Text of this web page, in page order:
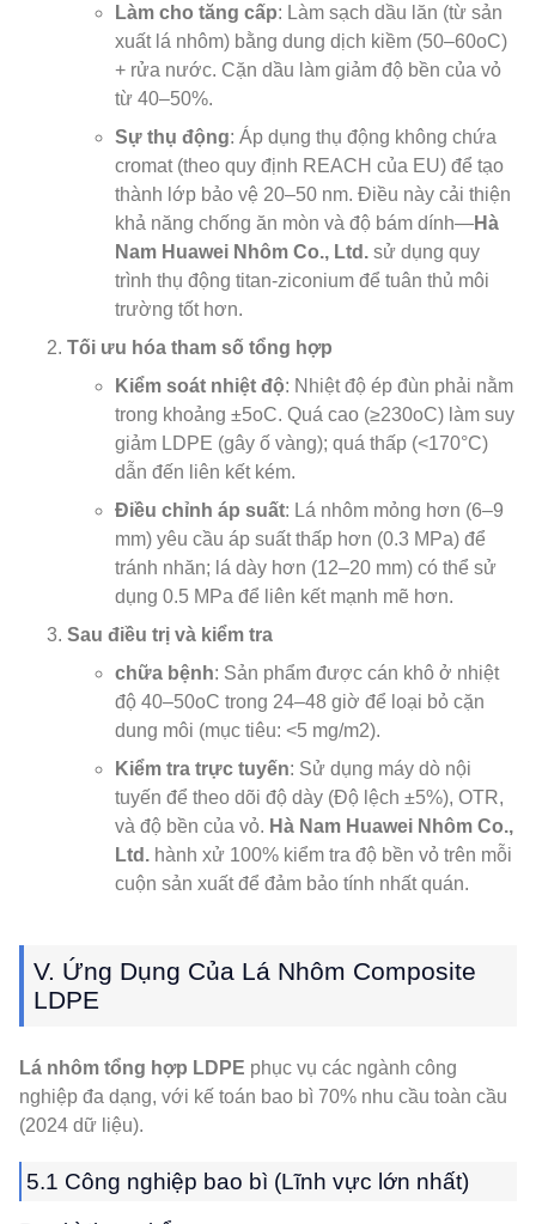
Làm cho tăng cấp: Làm sạch dầu lăn (từ sản
xuất lá nhôm) bằng dung dịch kiềm (50–60oC)
+ rửa nước. Cặn dầu làm giảm độ bền của vỏ
từ 40–50%.
Sự thụ động: Áp dụng thụ động không chứa
cromat (theo quy định REACH của EU) để tạo
thành lớp bảo vệ 20–50 nm. Điều này cải thiện
khả năng chống ăn mòn và độ bám dính—Hà
Nam Huawei Nhôm Co., Ltd. sử dụng quy
trình thụ động titan-ziconium để tuân thủ môi
trường tốt hơn.
Tối ưu hóa tham số tổng hợp
Kiểm soát nhiệt độ: Nhiệt độ ép đùn phải nằm
trong khoảng ±5oC. Quá cao (≥230oC) làm suy
giảm LDPE (gây ố vàng); quá thấp (<170°C)
dẫn đến liên kết kém.
Điều chỉnh áp suất: Lá nhôm mỏng hơn (6–9
mm) yêu cầu áp suất thấp hơn (0.3 MPa) để
tránh nhăn; lá dày hơn (12–20 mm) có thể sử
dụng 0.5 MPa để liên kết mạnh mẽ hơn.
Sau điều trị và kiểm tra
chữa bệnh: Sản phẩm được cán khô ở nhiệt
độ 40–50oC trong 24–48 giờ để loại bỏ cặn
dung môi (mục tiêu: <5 mg/m2).
Kiểm tra trực tuyến: Sử dụng máy dò nội
tuyến để theo dõi độ dày (Độ lệch ±5%), OTR,
và độ bền của vỏ. Hà Nam Huawei Nhôm Co.,
Ltd. hành xử 100% kiểm tra độ bền vỏ trên mỗi
cuộn sản xuất để đảm bảo tính nhất quán.
V. Ứng Dụng Của Lá Nhôm Composite
LDPE
Lá nhôm tổng hợp LDPE phục vụ các ngành công
nghiệp đa dạng, với kế toán bao bì 70% nhu cầu toàn cầu
(2024 dữ liệu).
5.1 Công nghiệp bao bì (Lĩnh vực lớn nhất)